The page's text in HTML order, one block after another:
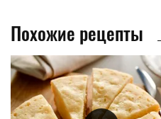
Похожие рецепты